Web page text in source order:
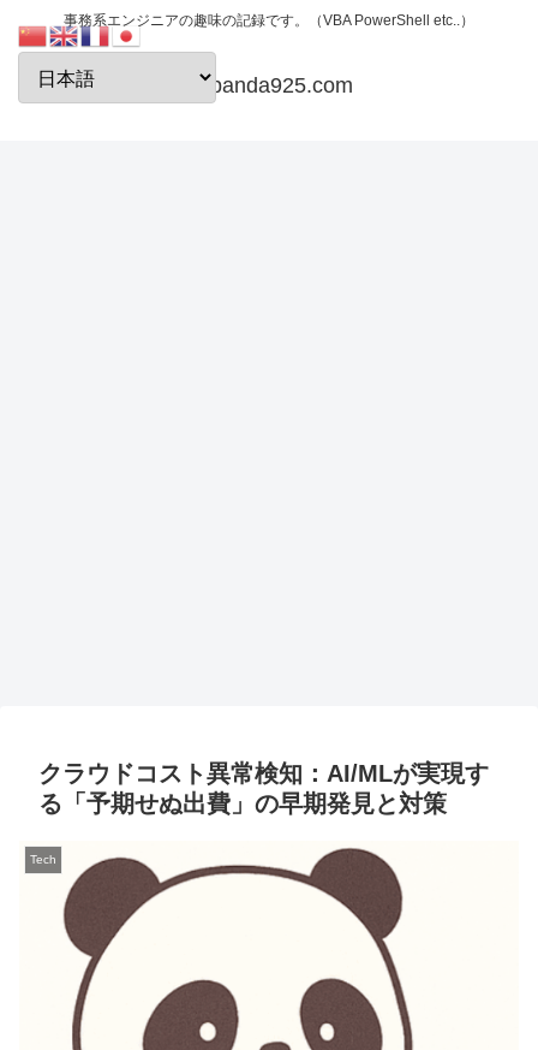
事務系エンジニアの趣味の記録です。（VBA PowerShell etc..）
papanda925.com
クラウドコスト異常検知：AI/MLが実現す
る「予期せぬ出費」の早期発見と対策
Tech